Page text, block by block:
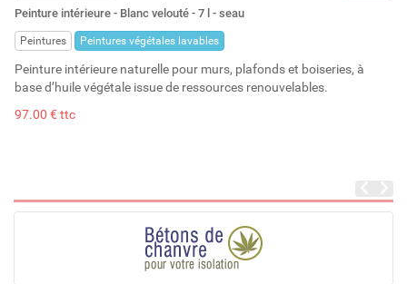
En stock
Stock : 4
Peinture intérieure - Blanc velouté - 7 l - seau
Peintures Peintures végétales lavables
Peinture intérieure naturelle pour murs, plafonds et boiseries, à
base d’huile végétale issue de ressources renouvelables.
97.00 € ttc